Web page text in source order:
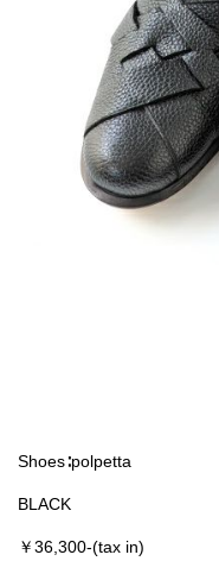
Shoes∶polpetta
BLACK
￥36,300-(tax in)